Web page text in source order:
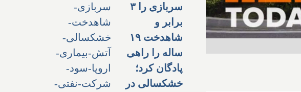
سربازی را ۳
برابر و
شاهدخت ۱۹
ساله را راهی
پادگان کرد؛
خشکسالی در